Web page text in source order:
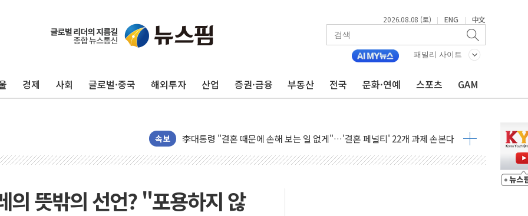
2026.08.08 (토) | ENG | 中文
패밀리 사이트
경제 사회 글로벌·중국 해외투자 산업 증권·금융 부동산 전국 문화·연예 스포츠 GAM
속보
이번주 국내 주요 금융일정(8.10~8.14)
강릉·동해·삼척 시간당 최대 50㎜ 폭우…강원 동해안 강한 비 어어져
폐기물 수거하다 참변…60대 환경미화원 수거차에 치여 사망
李대통령 "결혼 때문에 손해 보는 일 없게"…'결혼 페널티' 22개 과제 손본다
여수 오동도 인근 해상서 모터보트 전복…1명 사망·1명 실종
인천 선재도 갯벌서 해루질 중 실종 60대 나흘만에 숨진 채 발견
인천서 말다툼 중 어머니 흉기 살해 10대 아들 체포
뜻밖의 선언? "포용하지 않